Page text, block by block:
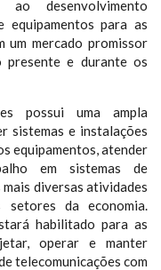
ao desenvolvimento
para as
um mercado promissor
presente e durante os
possui uma ampla
sistemas e instalações
equipamentos, atender
em sistemas de
diversas atividades
da economia.
habilitado para as
operar e manter
telecomunicações com